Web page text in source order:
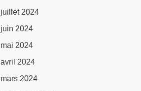
juillet 2024
juin 2024
mai 2024
avril 2024
mars 2024